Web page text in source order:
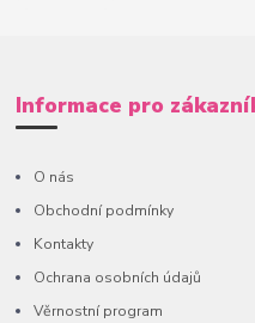
Informace pro
O nás
Obchodní podmínky
Kontakty
Ochrana osobních údajů
Věrnostní program